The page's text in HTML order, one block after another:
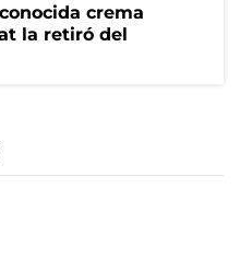
crema
la retiró del